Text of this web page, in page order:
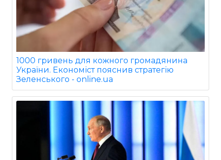
1000 гривень для кожного громадянина
України. Економіст пояснив стратегію
Зеленського - online.ua